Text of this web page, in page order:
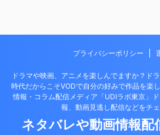
プライバシーポリシー
ドラマや映画、アニメを楽しんでますか？ド
時代だからこそVODで自分の好みで作品を楽
情報・コラム配信メディア「UDIラボ東京」
報、動画見逃し配信などをチ
ネタバレや動画情報配